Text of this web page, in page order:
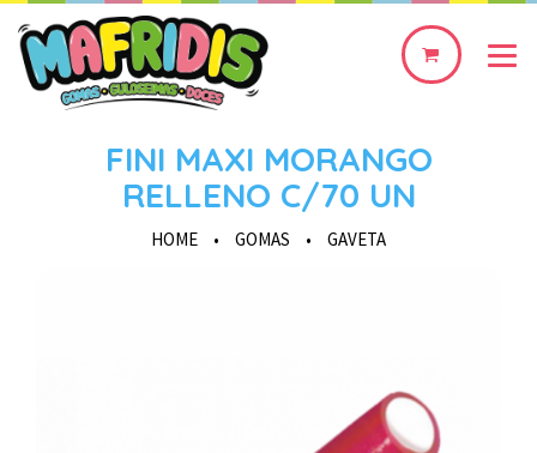
0
FINI MAXI MORANGO
RELLENO C/70 UN
HOME • GOMAS • GAVETA